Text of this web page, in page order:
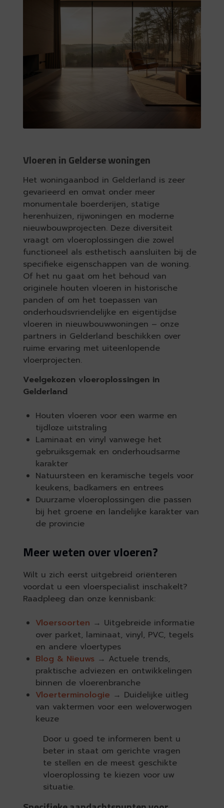
Vloeren in Gelderse woningen
Het woningaanbod in Gelderland is zeer
gevarieerd en omvat onder meer
monumentale boerderijen, statige
herenhuizen, rijwoningen en moderne
nieuwbouwprojecten. Deze diversiteit
vraagt om vloeroplossingen die zowel
functioneel als esthetisch aansluiten bij de
specifieke eigenschappen van de woning.
Of het nu gaat om het behoud van
originele houten vloeren in historische
panden of om het toepassen van
onderhoudsvriendelijke en eigentijdse
vloeren in nieuwbouwwoningen – onze
partners in Gelderland beschikken over
ruime ervaring met uiteenlopende
vloerprojecten.
Veelgekozen vloeroplossingen in
Gelderland
Houten vloeren voor een warme en
tijdloze uitstraling
Laminaat en vinyl vanwege het
gebruiksgemak en onderhoudsarme
karakter
Natuursteen en keramische tegels voor
keukens, badkamers en entrees
Duurzame vloeroplossingen die passen
bij het groene en landelijke karakter van
de provincie
Meer weten over vloeren?
Wilt u zich eerst uitgebreid oriënteren
voordat u een vloerspecialist inschakelt?
Raadpleeg dan onze kennisbank:
Vloersoorten → Uitgebreide informatie
over parket, laminaat, vinyl, PVC, tegels
en andere vloertypes
Blog & Nieuws→ Actuele trends,
praktische adviezen en ontwikkelingen
binnen de vloerenbranche
Vloerterminologie → Duidelijke uitleg
van vaktermen voor een weloverwogen
keuze
Door u goed te informeren bent u
beter in staat om gerichte vragen
te stellen en de meest geschikte
vloeroplossing te kiezen voor uw
situatie.